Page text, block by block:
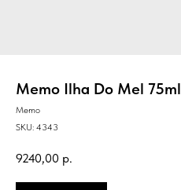
Memo Ilha Do Mel 75ml
Memo
SKU: 4343
9240,00 р.